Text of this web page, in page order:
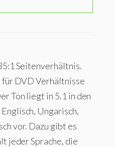
Seitenverhältnis.
DVD Verhältnisse
Ton liegt in 5.1 in den
Ungarisch,
vor. Dazu gibt es
jeder Sprache, die